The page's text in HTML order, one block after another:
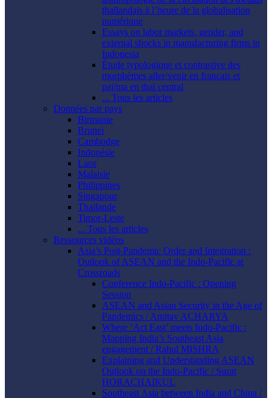
thaïlandais à l’heure de la globalisation
numérique
Essays on labor markets, gender, and
external shocks in manufacturing firms in
Indonesia
Étude typologique et contrastive des
morphèmes aller/venir en français et
paj/ma en thaï central
... Tous les articles
Données par pays
Birmanie
Brunei
Cambodge
Indonésie
Laos
Malaisie
Philippines
Singapour
Thaïlande
Timor-Leste
... Tous les articles
Ressources vidéos
Asia’s Post-Pandemic Order and Integration :
Outlook of ASEAN and the Indo-Pacific at
Crossroads
Conference Indo-Pacific : Opening
Session
ASEAN and Asian Security in the Age of
Pandemics / Amitav ACHARYA
Where ‘Act East’ meets Indo-Pacific :
Mapping India’s Southeast Asia
engagement / Rahul MISHRA
Explaining and Understanding ASEAN
Outlook on the Indo-Pacific / Surat
HORACHAIKUL
Southeast Asia between India and China /